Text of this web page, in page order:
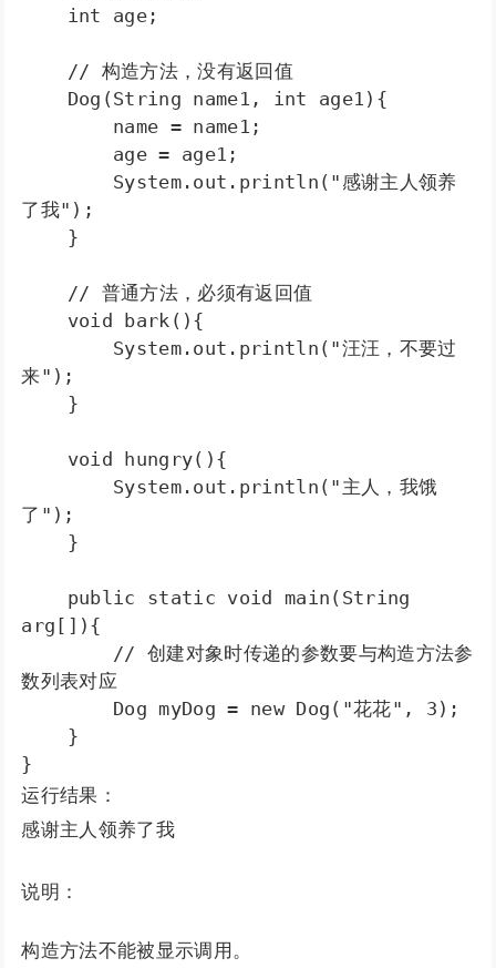
int age;
// 构造方法，没有返回值
Dog(String name1, int age1){
name = name1;
age = age1;
System.out.println("感谢主人领养
了我");
}
// 普通方法，必须有返回值
void bark(){
System.out.println("汪汪，不要过
来");
}
void hungry(){
System.out.println("主人，我饿
了");
}
public static void main(String
arg[]){
// 创建对象时传递的参数要与构造方法参
数列表对应
Dog myDog = new Dog("花花", 3);
}
}
运行结果：
感谢主人领养了我
说明：
构造方法不能被显示调用。